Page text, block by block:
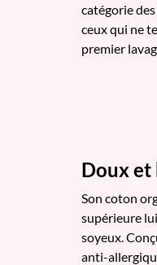
catégorie
ceux qui ne
premier
Doux
Son coton
supérieure
soyeux.
anti-